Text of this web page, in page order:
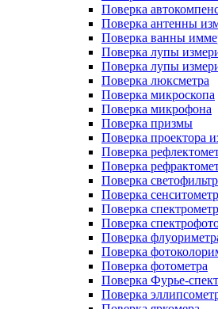
Поверка
Поверка антенны
Поверка ванны
Поверка лупы
Поверка лупы
Поверка люксметра
Поверка микроскопа
Поверка микрофона
Поверка призмы
Поверка проектора
Поверка
Поверка
Поверка
Поверка
Поверка
Поверка
Поверка
Поверка
Поверка фотометра
Поверка Фурье-
Поверка